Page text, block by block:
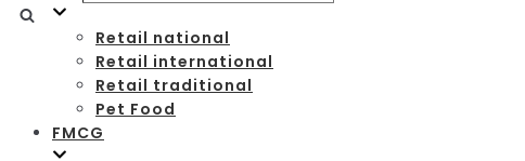
Retail national
Retail international
Retail traditional
Pet Food
FMCG